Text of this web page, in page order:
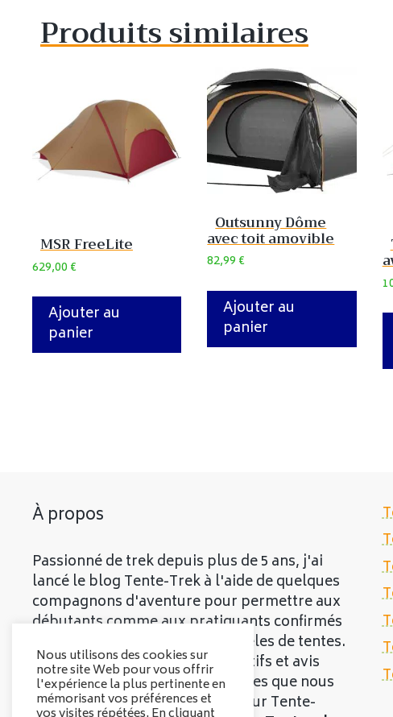
Produits similaires
MSR FreeLite
629,00€
Ajouter au
panier
Outsunny Dôme
avec toit amovible
82,99€
Ajouter au
panier
À propos
Passionné de trek depuis plus de 5 ans, j'ai
lancé le blog Tente-Trek à l'aide de quelques
compagnons d'aventure pour permettre aux
débutants comme aux pratiquants confirmés
de découvrir les meilleurs modèles de tentes.
Vous trouverez divers comparatifs et avis
objectifs sur les différentes tentes que nous
vous présenterons. Bienvenue sur Tente-
Nous utilisons des cookies sur
notre site Web pour vous offrir
l'expérience la plus pertinente en
mémorisant vos préférences et